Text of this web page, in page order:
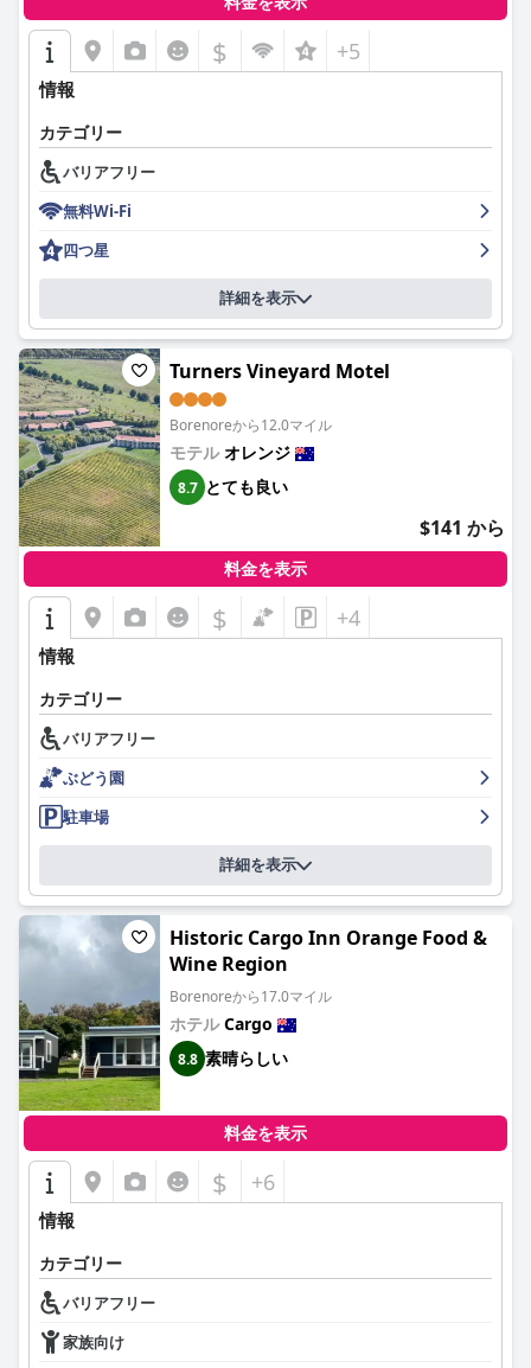
$ +5
情報
カテゴリー
バリアフリー
無料Wi-Fi
四つ星
詳細を表示
Turners Vineyard Motel
Borenoreから12.0マイル
モテルオレンジ
8.7 とても良い
$141 から
料金を表示
$ +4
情報
カテゴリー
バリアフリー
ぶどう園
駐車場
詳細を表示
Historic Cargo Inn Orange Food &
Wine Region
Borenoreから17.0マイル
ホテルCargo
8.8 素晴らしい
料金を表示
$ +6
情報
カテゴリー
バリアフリー
家族向け